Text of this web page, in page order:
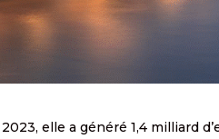
elle a généré 1,4 milliard